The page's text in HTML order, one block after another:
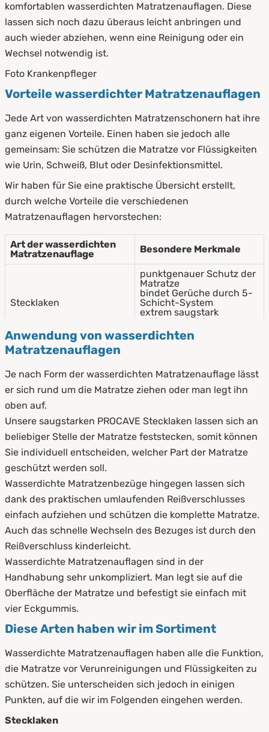
komfortablen wasserdichten Matratzenauflagen. Diese
lassen sich noch dazu überaus leicht anbringen und
auch wieder abziehen, wenn eine Reinigung oder ein
Wechsel notwendig ist.
Foto Krankenpfleger
Vorteile wasserdichter Matratzenauflagen
Jede Art von wasserdichten Matratzenschonern hat ihre
ganz eigenen Vorteile. Einen haben sie jedoch alle
gemeinsam: Sie schützen die Matratze vor Flüssigkeiten
wie Urin, Schweiß, Blut oder Desinfektionsmittel.
Wir haben für Sie eine praktische Übersicht erstellt,
durch welche Vorteile die verschiedenen
Matratzenauflagen hervorstechen:
Art der wasserdichten
Matratzenauflage
Besondere Merkmale
Stecklaken
punktgenauer Schutz der
Matratze
bindet Gerüche durch 5-
Schicht-System
extrem saugstark
antibakteriell &
milbendicht
Matratzenbezüge
superelastisch
schimmelfest &
pilzresistent
Auflagen
schnelltrocknend
absolut geräuscharm
Anwendung von wasserdichten
Matratzenauflagen
Je nach Form der wasserdichten Matratzenauflage lässt
er sich rund um die Matratze ziehen oder man legt ihn
oben auf.
Unsere saugstarken PROCAVE Stecklaken lassen sich an
beliebiger Stelle der Matratze feststecken, somit können
Sie individuell entscheiden, welcher Part der Matratze
geschützt werden soll.
Wasserdichte Matratzenbezüge hingegen lassen sich
dank des praktischen umlaufenden Reißverschlusses
einfach aufziehen und schützen die komplette Matratze.
Auch das schnelle Wechseln des Bezuges ist durch den
Reißverschluss kinderleicht.
Wasserdichte Matratzenauflagen sind in der
Handhabung sehr unkompliziert. Man legt sie auf die
Oberfläche der Matratze und befestigt sie einfach mit
vier Eckgummis.
Diese Arten haben wir im Sortiment
Wasserdichte Matratzenauflagen haben alle die Funktion,
die Matratze vor Verunreinigungen und Flüssigkeiten zu
schützen. Sie unterscheiden sich jedoch in einigen
Punkten, auf die wir im Folgenden eingehen werden.
Stecklaken